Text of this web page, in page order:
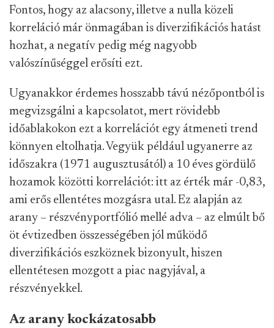
Fontos, hogy az alacsony, illetve a nulla közeli
korreláció már önmagában is diverzifikációs hatást
hozhat, a negatív pedig még nagyobb
valószínűséggel erősíti ezt.
Ugyanakkor érdemes hosszabb távú nézőpontból is
megvizsgálni a kapcsolatot, mert rövidebb
időablakokon ezt a korrelációt egy átmeneti trend
könnyen eltolhatja. Vegyük például ugyanerre az
időszakra (1971 augusztusától) a 10 éves gördülő
hozamok közötti korrelációt: itt az érték már -0,83,
ami erős ellentétes mozgásra utal. Ez alapján az
arany – részvényportfólió mellé adva – az elmúlt bő
öt évtizedben összességében jól működő
diverzifikációs eszköznek bizonyult, hiszen
ellentétesen mozgott a piac nagyjával, a
részvényekkel.
Az arany kockázatosabb